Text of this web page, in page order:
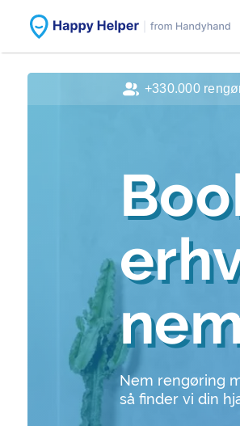
Nem rengøring
så finder vi din
+330.000